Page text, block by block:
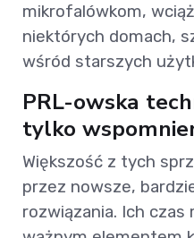
mikrofalówkom,
niektórych domach,
wśród starszych
PRL-owska
tylko
Większość z tych
przez nowsze,
rozwiązania. Ich czas